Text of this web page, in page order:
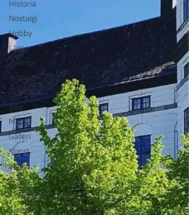
Historia
Nostalgi
Hobby
Läger
Äventyr
Riddare
Firande
Bilar
Mat
Galleri
Konst
Måleri
Teater
Kungligheter
Slottsliv